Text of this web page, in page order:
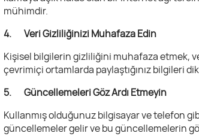
mühimdir.
4. Veri Gizliliğinizi Muhafaza Edin
Kişisel bilgilerin gizliliğini muhafaza etmek,
çevrimiçi ortamlarda paylaştığınız bilgileri
5. Güncellemeleri Göz Ardı Etmeyin
Kullanmış olduğunuz bilgisayar ve telefon
güncellemeler gelir ve bu güncellemelerin